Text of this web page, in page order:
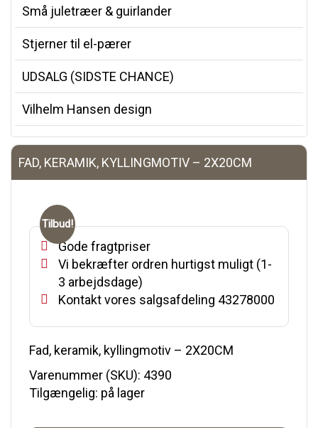
Små juletræer & guirlander
Stjerner til el-pærer
UDSALG (SIDSTE CHANCE)
Vilhelm Hansen design
FAD, KERAMIK, KYLLINGMOTIV – 2X20CM
Tilbud!
Gode fragtpriser
Vi bekræfter ordren hurtigst muligt (1-
3 arbejdsdage)
Kontakt vores salgsafdeling 43278000
Fad, keramik, kyllingmotiv – 2X20CM
Varenummer (SKU): 4390
Tilgængelig: på lager